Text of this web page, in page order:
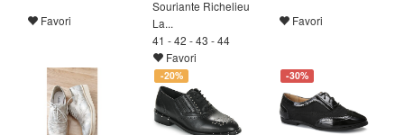
Favori
Souriante Richelieu
La...
41 - 42 - 43 - 44
Favori
Favori
-20% -30%